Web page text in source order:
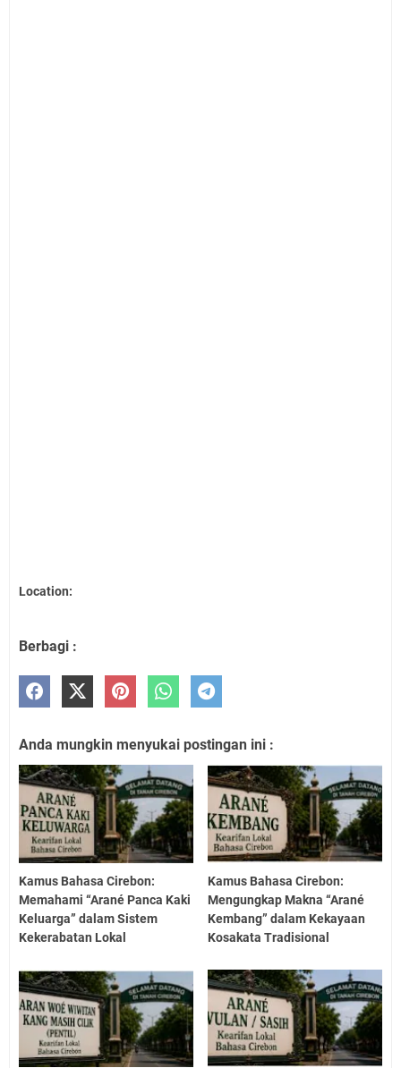
Location:
Berbagi :
Anda mungkin menyukai postingan ini :
Kamus Bahasa Cirebon:
Memahami “Arané Panca Kaki
Keluarga” dalam Sistem
Kekerabatan Lokal
Kamus Bahasa Cirebon:
Mengungkap Makna “Arané
Kembang” dalam Kekayaan
Kosakata Tradisional